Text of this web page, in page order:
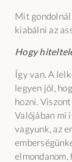
Mit
kiabálni az
Hogy
Így van. A
legyen jól,
hozni.
Valójában mi
vagyunk, az
elmondanom,